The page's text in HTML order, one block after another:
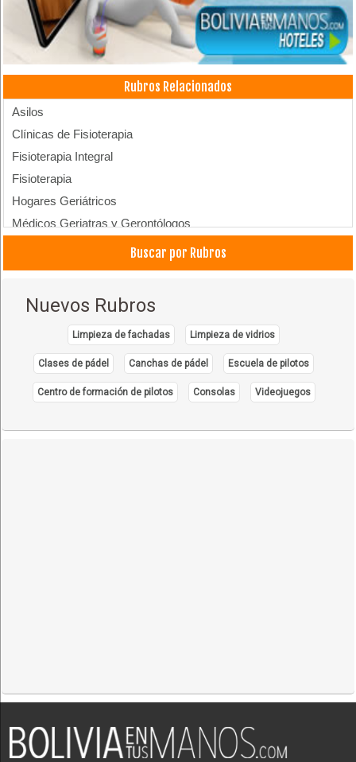
Rubros Relacionados
Asilos
Clínicas de Fisioterapia
Fisioterapia Integral
Fisioterapia
Hogares Geriátricos
Médicos Geriatras y Gerontólogos
Residencias GeriátricasBuscar por Rubros
Nuevos Rubros
Limpieza de fachadas Limpieza de vidrios
Clases de pádel Canchas de pádel Escuela de pilotos
Centro de formación de pilotos Consolas Videojuegos